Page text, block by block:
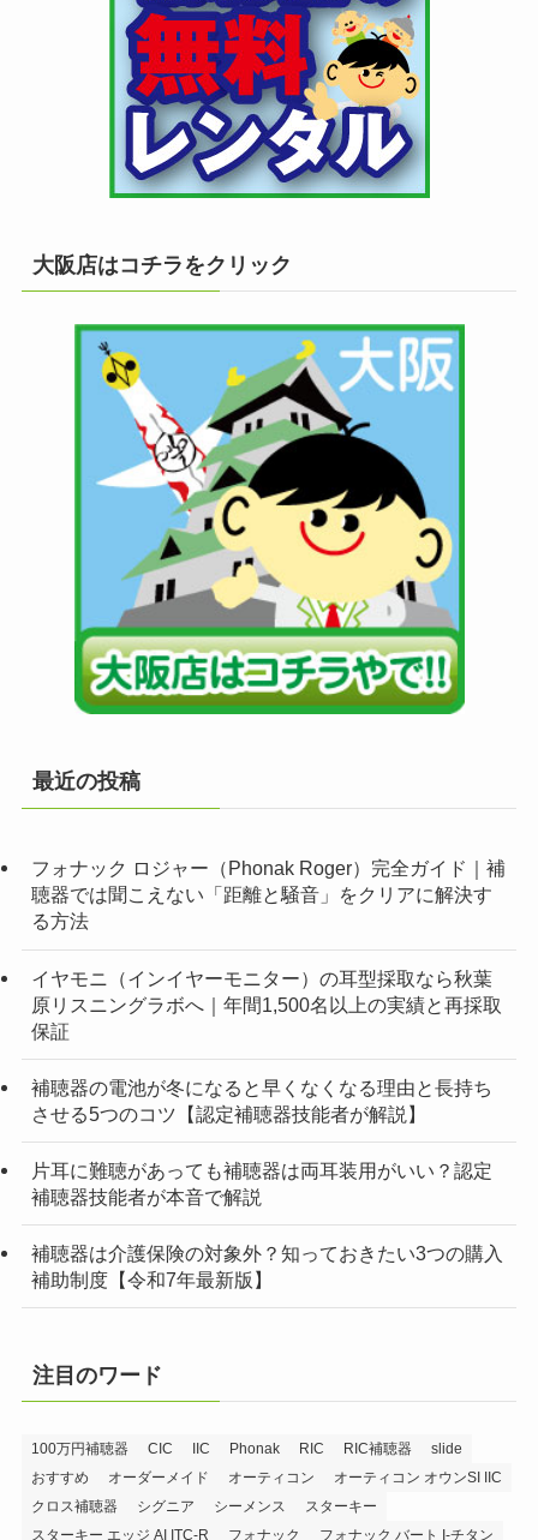
大阪店はコチラをクリック
最近の投稿
フォナック ロジャー（Phonak Roger）完全ガイド｜補
聴器では聞こえない「距離と騒音」をクリアに解決す
る方法
イヤモニ（インイヤーモニター）の耳型採取なら秋葉
原リスニングラボへ｜年間1,500名以上の実績と再採取
保証
補聴器の電池が冬になると早くなくなる理由と長持ち
させる5つのコツ【認定補聴器技能者が解説】
片耳に難聴があっても補聴器は両耳装用がいい？認定
補聴器技能者が本音で解説
補聴器は介護保険の対象外？知っておきたい3つの購入
補助制度【令和7年最新版】
注目のワード
100万円補聴器 CIC IIC Phonak RIC RIC補聴器
slide
おすすめ
オーダーメイド オーティコン
オーティコン オウンSI IIC
クロス補聴器
シグニア シーメンス
スターキー
スターキー エッジ AI ITC-R
フォナック フォナック バート I-チタン